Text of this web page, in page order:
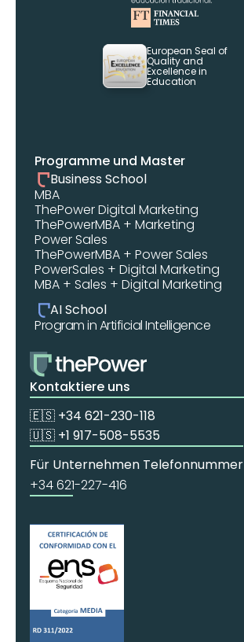
European Seal of
Quality and
Excellence in
Education
Programme und Master
Business School
MBA
ThePower Digital Marketing
ThePowerMBA + Marketing
Power Sales
ThePowerMBA + Power Sales
PowerSales + Digital Marketing
MBA + Sales + Digital Marketing
AI School
Program in Artificial Intelligence
Kontaktiere uns
🇪🇸 +34 621-230-118
🇺🇸 +1 917-508-5535
Für Unternehmen Telefonnummer
+34 621-227-416